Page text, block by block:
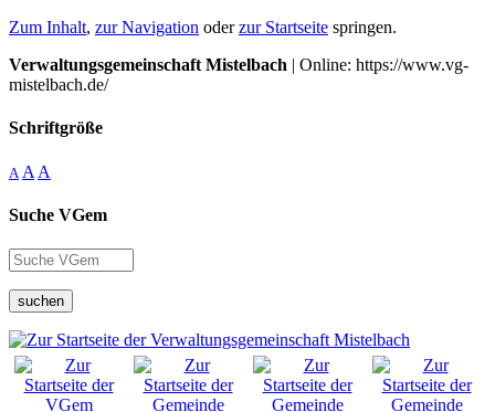
Zum Inhalt, zur Navigation oderzur Startseite springen.
Verwaltungsgemeinschaft Mistelbach | Online: https://www.vg-
mistelbach.de/
Schriftgröße
A A A
Suche VGem
suchen